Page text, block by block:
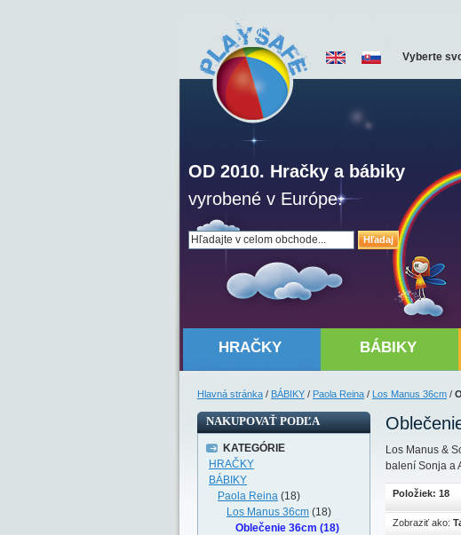
Hľadaj
OD 2010. Hračky a bábiky
vyrobené v Európe.
Vyberte
HRAČKY BÁBIKY
Hlavná stránka / BÁBIKY / Paola Reina / Los Manus 36cm /
Los Manus &
balení Sonja a
Položiek: 18
Zobraziť ako:
NAKUPOVAŤ PODĽA
KATEGÓRIE
HRAČKY
BÁBIKY
Paola Reina (18)
Los Manus 36cm (18)
Oblečenie 36cm (18)